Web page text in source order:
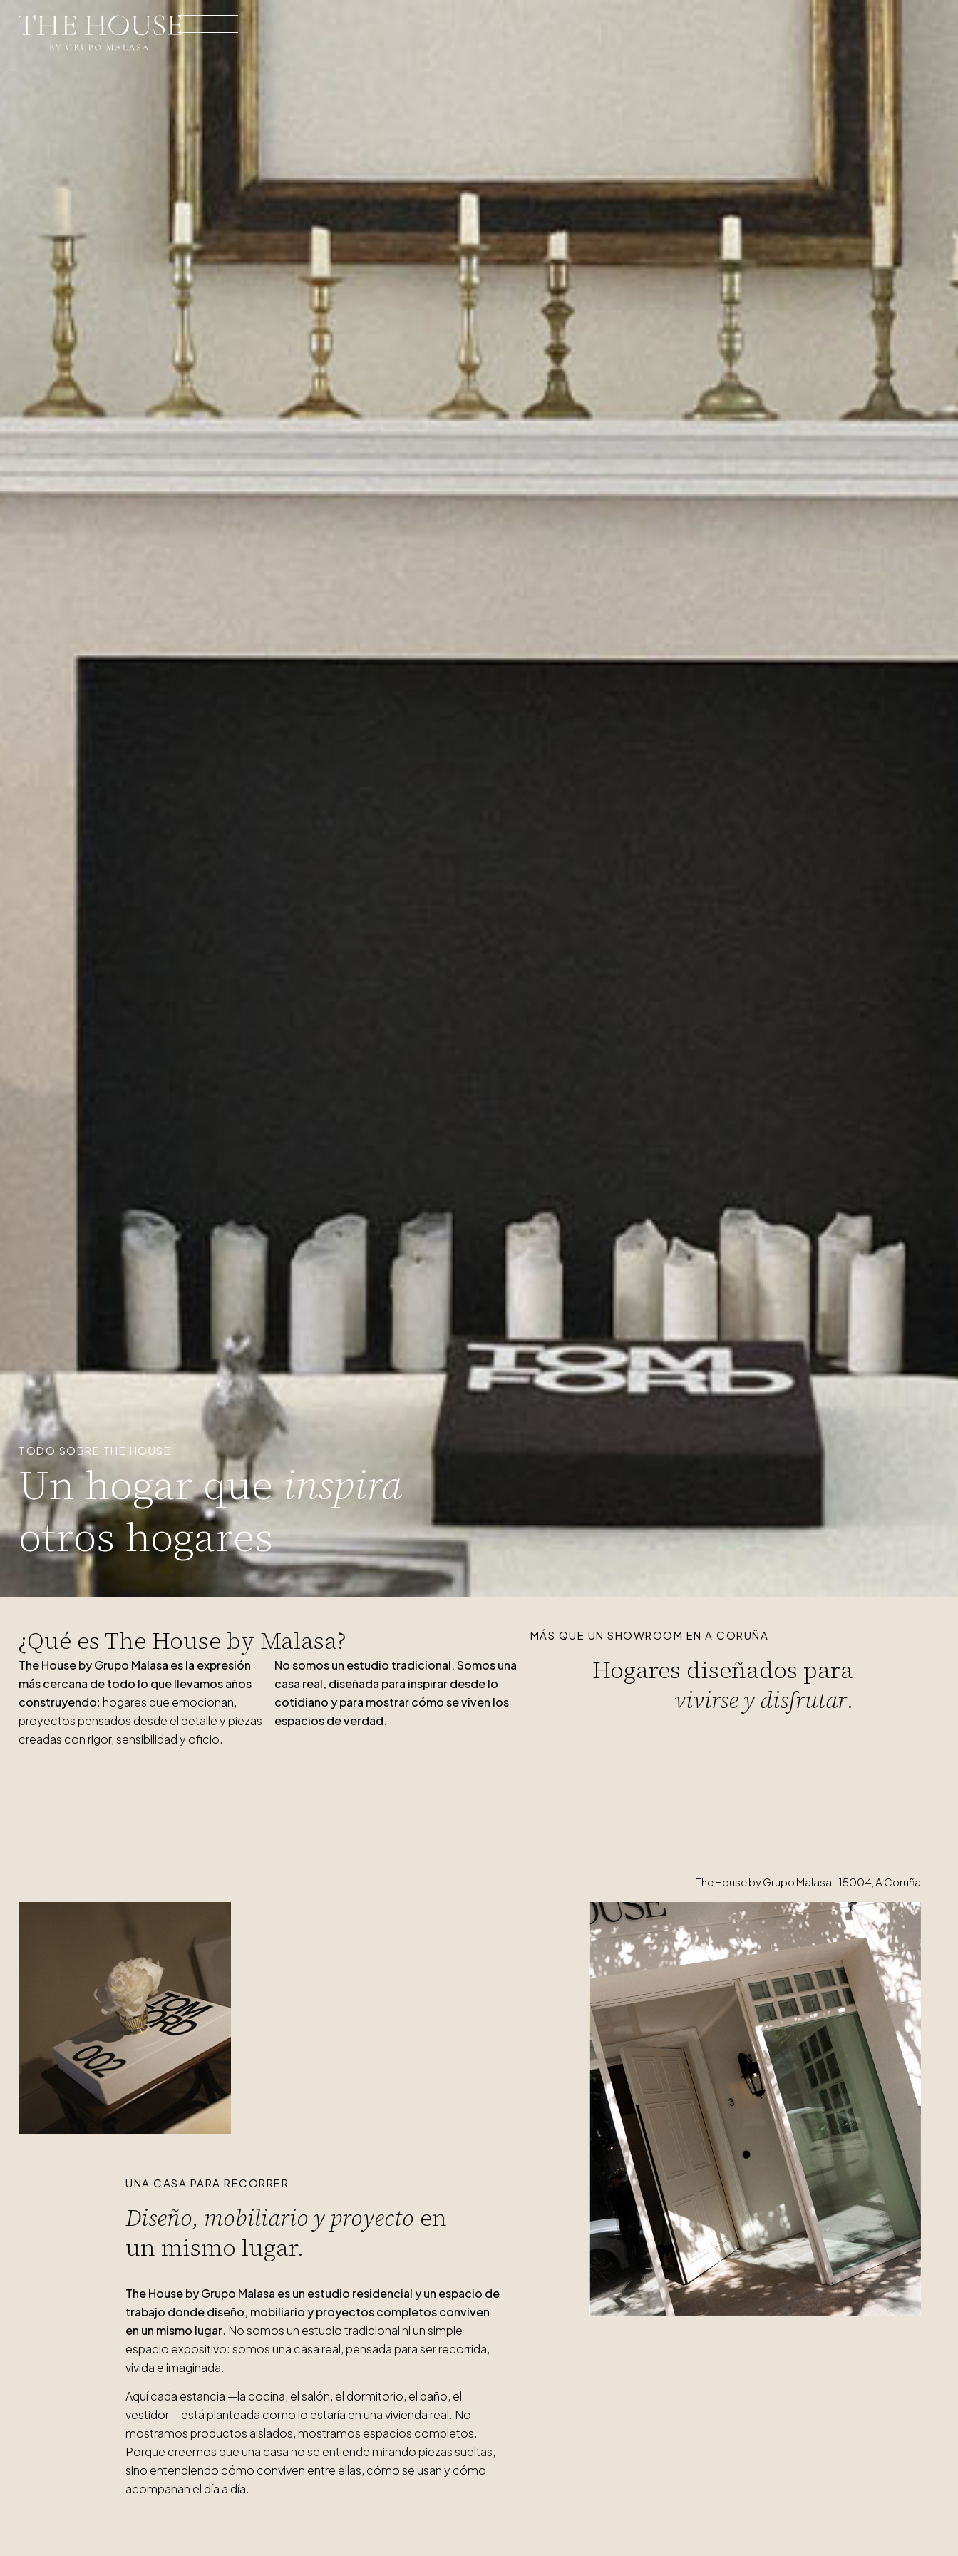
TODO SOBRE THE HOUSE
Un hogar queinspira
otros hogares
¿Qué es The House by Malasa?
The House by Grupo Malasa es la expresión
más cercana de todo lo que llevamos años
construyendo: hogares que emocionan,
proyectos pensados desde el detalle y piezas
creadas con rigor, sensibilidad y oficio.
No somos un estudio tradicional. Somos una
casa real, diseñada para inspirar desde lo
cotidiano y para mostrar cómo se viven los
espacios de verdad.
MÁS QUE UN SHOWROOM EN A CORUÑA
Hogares diseñados para
vivirse y disfrutar.
UNA CASA PARA RECORRER
Diseño, mobiliario y proyecto en
un mismo lugar.
The House by Grupo Malasa es un estudio residencial y un espacio de
trabajo donde diseño, mobiliario y proyectos completos conviven
en un mismo lugar. No somos un estudio tradicional ni un simple
espacio expositivo: somos una casa real, pensada para ser recorrida,
vivida e imaginada.
Aquí cada estancia —la cocina, el salón, el dormitorio, el baño, el
vestidor— está planteada como lo estaría en una vivienda real. No
mostramos productos aislados, mostramos espacios completos.
Porque creemos que una casa no se entiende mirando piezas sueltas,
sino entendiendo cómo conviven entre ellas, cómo se usan y cómo
acompañan el día a día.
The House by Grupo Malasa | 15004, A Coruña